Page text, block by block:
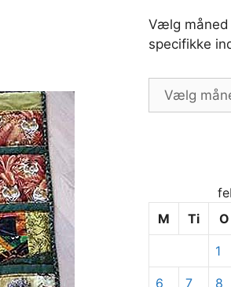
Vælg
specifikke
Vælg
måned
se
specifikke
indlæg
M
Ti O
1
6 7 8